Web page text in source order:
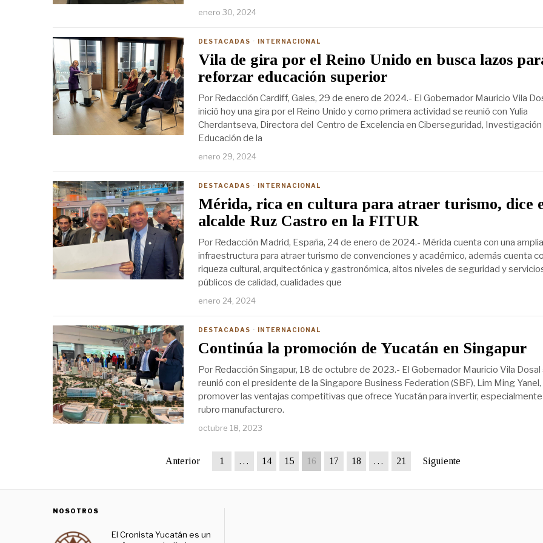
enero 30, 2024
DESTACADAS · INTERNACIONAL
Vila de gira por el Reino Unido en busca lazos
reforzar educación superior
Por Redacción Cardiff, Gales, 29 de enero de 2024.- El Gobernador Mauricio Vila
inició hoy una gira por el Reino Unido y como primera actividad se reunió con Yulia
Cherdantseva, Directora del Centro de Excelencia en Ciberseguridad,
Educación de la
enero 29, 2024
DESTACADAS · INTERNACIONAL
Mérida, rica en cultura para atraer turismo, dice
alcalde Ruz Castro en la FITUR
Por Redacción Madrid, España, 24 de enero de 2024.- Mérida cuenta con una amplia
infraestructura para atraer turismo de convenciones y académico, además cuenta
riqueza cultural, arquitectónica y gastronómica, altos niveles de seguridad y
públicos de calidad, cualidades que
enero 24, 2024
DESTACADAS · INTERNACIONAL
Continúa la promoción de Yucatán en Singapur
Por Redacción Singapur, 18 de octubre de 2023.- El Gobernador Mauricio Vila Dosal
reunió con el presidente de la Singapore Business Federation (SBF), Lim Ming Yanel,
promover las ventajas competitivas que ofrece Yucatán para invertir, especialmente
rubro manufacturero.
octubre 18, 2023
Anterior 1 … 14 15 16 17 18 … 21 Siguiente
NOSOTROS
El Cronista Yucatán es un